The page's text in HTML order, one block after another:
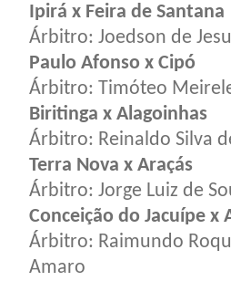
Ipirá x Feira de Santana
Árbitro: Joedson de
Paulo Afonso x Cipó
Árbitro: Timóteo
Biritinga x Alagoinhas
Árbitro: Reinaldo Silva
Terra Nova x Araçás
Árbitro: Jorge Luiz de
Conceição do Jacuípe x
Árbitro: Raimundo
Amaro